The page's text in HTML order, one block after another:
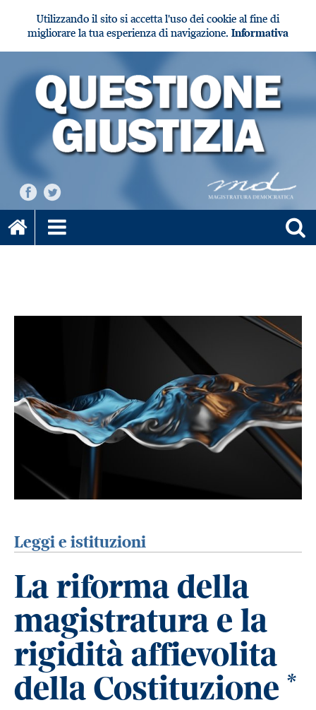
Utilizzando il sito si accetta l'uso dei cookie al fine di
migliorare la tua esperienza di navigazione. Informativa
Leggi e istituzioni
La riforma della
magistratura e la
rigidità affievolita
della Costituzione *